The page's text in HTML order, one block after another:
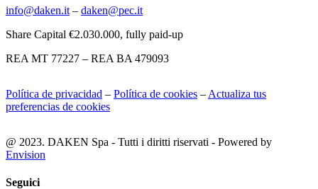
info@daken.it – daken@pec.it
Share Capital €2.030.000, fully paid-up
REA MT 77227 – REA BA 479093
Política de privacidad – Política de cookies – Actualiza tus
preferencias de cookies
@ 2023. DAKEN Spa - Tutti i diritti riservati - Powered by
Envision
Seguici